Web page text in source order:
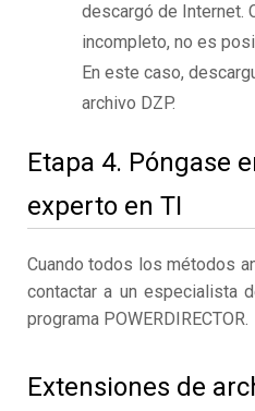
descargó de Internet.
incompleto, no es
En este caso,
archivo DZP.
Etapa 4. Póngase
experto en TI
Cuando todos los métodos
contactar a un especialista
programa POWERDIRECTOR.
Extensiones de